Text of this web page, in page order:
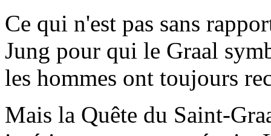
Ce qui n'est pas sans
Jung pour qui le Graal
les hommes ont toujours
Mais la Quête du Saint-